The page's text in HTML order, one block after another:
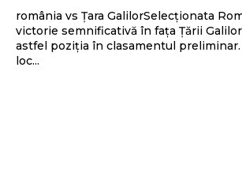
românia vs Țara GalilorSelecționata
victorie semnificativă în fața Țării
astfel poziția în clasamentul
loc...